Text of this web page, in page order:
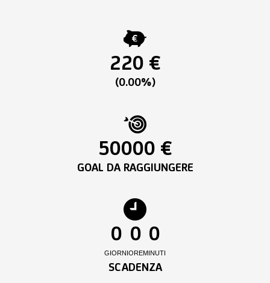
220 €
(0.00%)
50000 €
GOAL DA RAGGIUNGERE
0
GIORNI
0
ORE
0
MINUTI
SCADENZA